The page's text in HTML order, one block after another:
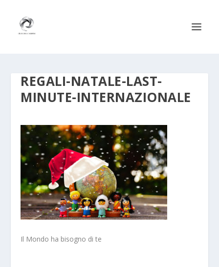
REGALI-NATALE-LAST-
MINUTE-INTERNAZIONALE
Il Mondo ha bisogno di te